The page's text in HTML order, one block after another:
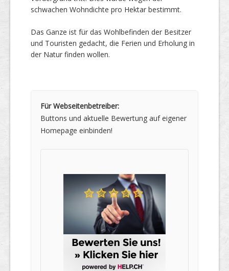
schwachen Wohndichte pro Hektar bestimmt.
Das Ganze ist für das Wohlbefinden der Besitzer
und Touristen gedacht, die Ferien und Erholung in
der Natur finden wollen.
Für Webseitenbetreiber:
Buttons und aktuelle Bewertung auf eigener
Homepage einbinden!